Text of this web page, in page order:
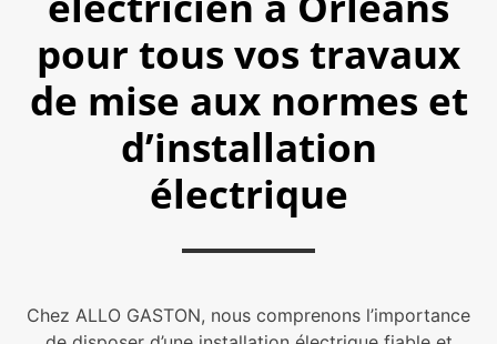
pour tous vos travaux
de mise aux normes et
d’installation
électrique
Chez ALLO GASTON, nous comprenons l’importance